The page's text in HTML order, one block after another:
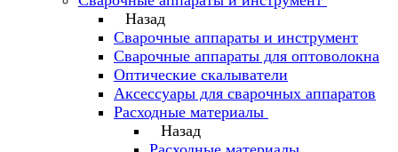
Назад
Сварочные аппараты и инструмент
Сварочные аппараты для оптоволокна
Оптические скалыватели
Аксессуары для сварочных аппаратов
Расходные материалы
Назад